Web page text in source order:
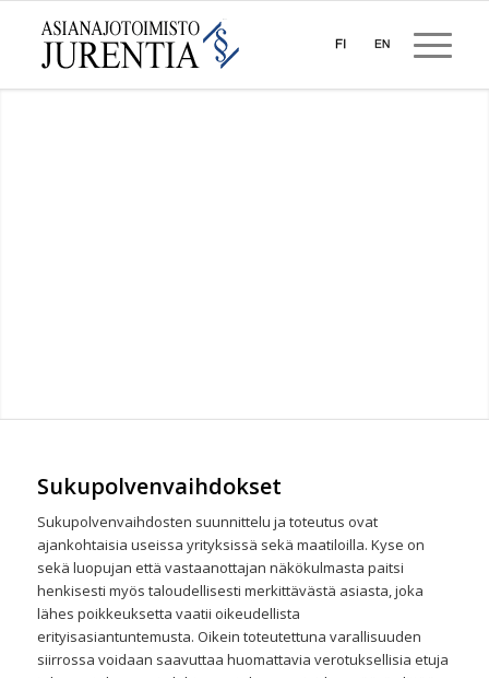
Sukupolvenvaihdokset
Sukupolvenvaihdosten suunnittelu ja toteutus ovat
ajankohtaisia useissa yrityksissä sekä maatiloilla. Kyse on
sekä luopujan että vastaanottajan näkökulmasta paitsi
henkisesti myös taloudellisesti merkittävästä asiasta, joka
lähes poikkeuksetta vaatii oikeudellista
erityisasiantuntemusta. Oikein toteutettuna varallisuuden
siirrossa voidaan saavuttaa huomattavia verotuksellisia etuja